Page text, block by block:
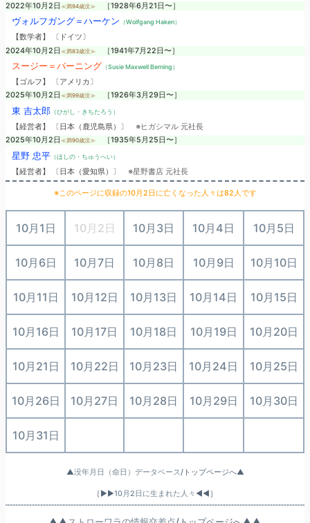
2022年10月2日 ≪満94歳没≫ ［1928年6月21日〜］
ヴォルフガング＝ハーケン （Wolfgang Haken）
【数学者】 〔ドイツ〕
2024年10月2日 ≪満83歳没≫ ［1941年7月22日〜］
スージー＝バーニング （Susie Maxwell Berning）
【ゴルフ】 〔アメリカ〕
2025年10月2日 ≪満99歳没≫ ［1926年3月29日〜］
東 吉太郎（ひがし・きちたろう）
【経営者】 〔日本（鹿児島県）〕 ※ヒガシマル 元社長
2025年10月2日 ≪満90歳没≫ ［1935年5月25日〜］
星野 忠平（ほしの・ちゅうへい）
【経営者】 〔日本（愛知県）〕 ※星野書店 元社長
※このページに収録の10月2日に亡くなった人々は82人です
10月1日 10月2日 10月3日 10月4日 10月5日
10月6日 10月7日 10月8日 10月9日 10月10日
10月11日 10月12日 10月13日 10月14日 10月15日
10月16日 10月17日 10月18日 10月19日 10月20日
10月21日 10月22日 10月23日 10月24日 10月25日
10月26日 10月27日 10月28日 10月29日 10月30日
10月31日
▲没年月日（命日）データベース/トップページへ▲
［▶▶10月2日に生まれた人々 ◀◀］